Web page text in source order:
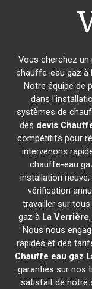
Vous cherchez
chauffe-eau gaz à
Notre équipe de
dans
systèmes de
des devis
compétitifs pour
intervenons
chauffe-eau
installation
vérification
travailler sur
gaz à La Verrière
Nous nous
rapides et des
Chauffe eau gaz
garanties sur nos
satisfait de notre